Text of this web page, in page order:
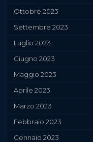
Ottobre 2023
Settembre 2023
Luglio 2023
Giugno 2023
Maggio 2023
Aprile 2023
Marzo 2023
Febbraio 2023
Gennaio 2023